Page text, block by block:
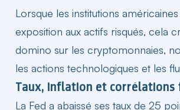
Lorsque les institutions
exposition aux actifs risqués, cela
domino sur les cryptomonnaies,
les actions technologiques et les
Taux, inflation et corrélations
La Fed a abaissé ses taux de 25